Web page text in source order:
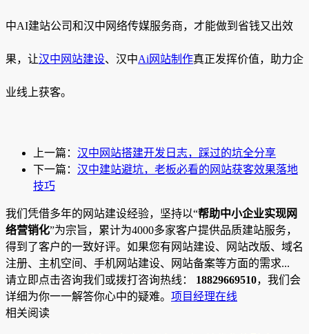
中AI建站公司和汉中网络传媒服务商，才能做到省钱又出效
果，让汉中网站建设、汉中Ai网站制作真正发挥价值，助力企
业线上获客。
上一篇： 汉中网站搭建开发日志，踩过的坑全分享
下一篇： 汉中建站避坑，老板必看的网站获客效果落地
技巧
我们凭借多年的网站建设经验，坚持以“帮助中小企业实现网
络营销化”为宗旨，累计为4000多家客户提供品质建站服务，
得到了客户的一致好评。如果您有网站建设、网站改版、域名
注册、主机空间、手机网站建设、网站备案等方面的需求...
请立即点击咨询我们或拨打咨询热线：
18829669510，我们会
详细为你一一解答你心中的疑难。 项目经理在线
相关阅读